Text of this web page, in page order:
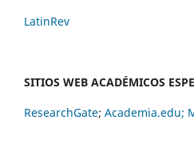
LatinRev
SITIOS WEB ACADÉMICOS
ResearchGate; Academia.edu;